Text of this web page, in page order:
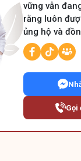
vững vẫn
rằng luôn
ủng hộ và
Gọi